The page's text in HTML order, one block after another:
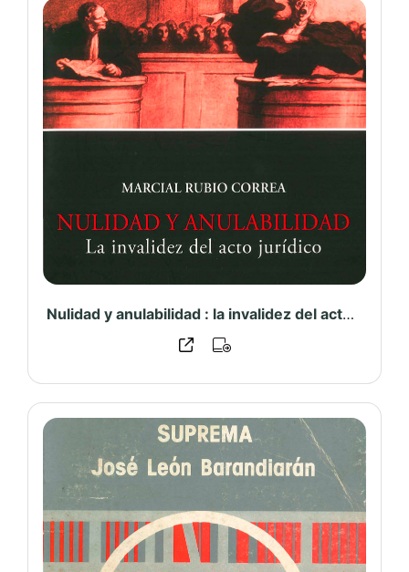
Nulidad y anulabilidad : la invalidez del acto jurídico – PUCP